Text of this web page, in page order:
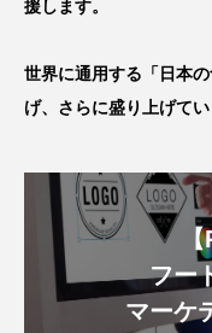
援します。
世界に通用する「日本
げ、さらに盛り上げてい
フー
マーケ